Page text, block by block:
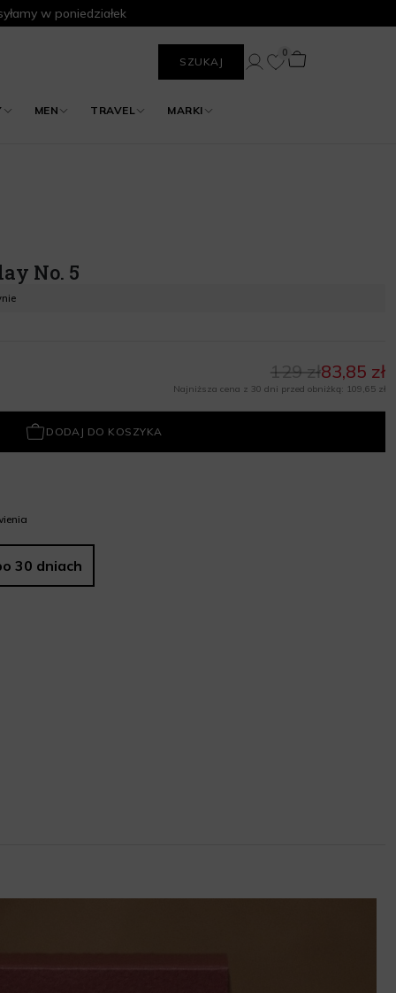
w poniedziałek
SZUKAJ
MEN TRAVEL MARKI
0
No. 5
83,85 zł
129 zł
Najniższa cena z 30 dni przed obniżką: 109,65 zł
DODAJ DO KOSZYKA
30 dniach